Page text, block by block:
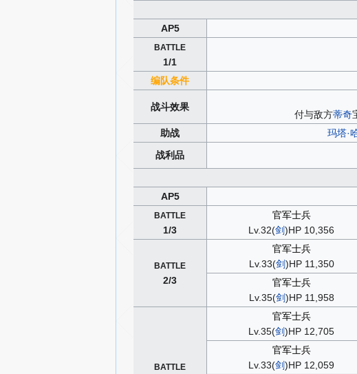
AP5
BATTLE
1/1
编队条件
战斗效果
付与敌方蒂奇
助战
玛塔·
战利品
AP5
BATTLE
1/3
官军士兵
Lv.32(剑)HP 10,356
BATTLE
2/3
官军士兵
Lv.33(剑)HP 11,350
官军士兵
Lv.35(剑)HP 11,958
BATTLE
官军士兵
Lv.35(剑)HP 12,705
官军士兵
Lv.33(剑)HP 12,059